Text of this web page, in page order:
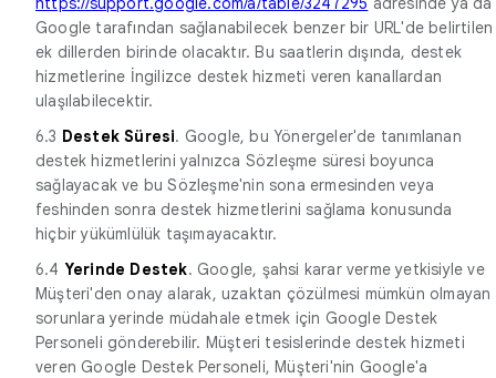
Google tarafından sağlanabilecek benzer bir URL'de belirtilen
ek dillerden birinde olacaktır. Bu saatlerin dışında, destek
hizmetlerine İngilizce destek hizmeti veren kanallardan
ulaşılabilecektir.
6.3 Destek Süresi. Google, bu Yönergeler'de tanımlanan
destek hizmetlerini yalnızca Sözleşme süresi boyunca
sağlayacak ve bu Sözleşme'nin sona ermesinden veya
feshinden sonra destek hizmetlerini sağlama konusunda
hiçbir yükümlülük taşımayacaktır.
6.4 Yerinde Destek. Google, şahsi karar verme yetkisiyle ve
Müşteri'den onay alarak, uzaktan çözülmesi mümkün olmayan
sorunlara yerinde müdahale etmek için Google Destek
Personeli gönderebilir. Müşteri tesislerinde destek hizmeti
veren Google Destek Personeli, Müşteri'nin Google'a